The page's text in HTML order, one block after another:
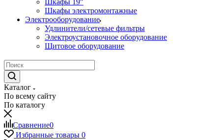
Шкафы 19"
Шкафы электромонтажные
Электрооборудование
Удлинители/сетевые фильтры
Электроустановочное оборудование
Щитовое оборудование
Каталог
По всему сайту
По каталогу
Сравнение0
Избранные товары 0